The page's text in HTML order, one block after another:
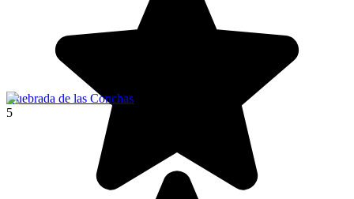
Quebrada de las Conchas
5